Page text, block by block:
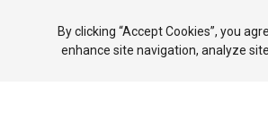
By clicking “Accept Cookies”, you
enhance site navigation, analyze